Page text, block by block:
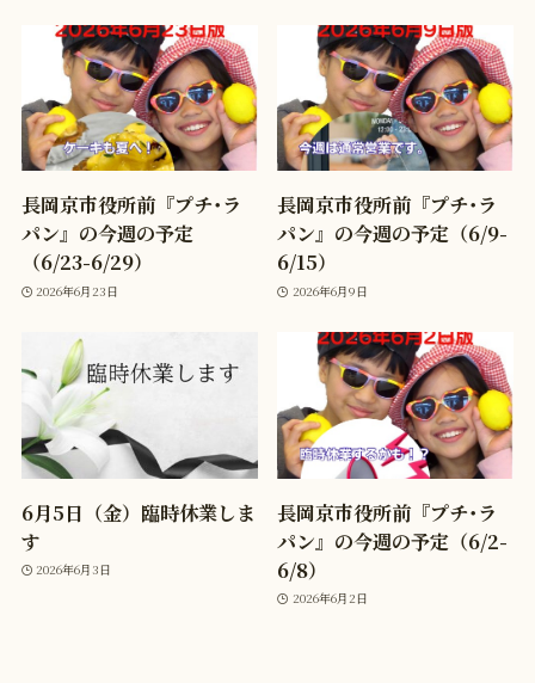
長岡京市役所前『プチ･ラ
パン』の今週の予定
（6/23-6/29）
2026年6月23日
長岡京市役所前『プチ･ラ
パン』の今週の予定（6/9-
6/15）
2026年6月9日
6月5日（金）臨時休業しま
す
2026年6月3日
長岡京市役所前『プチ･ラ
パン』の今週の予定（6/2-
6/8）
2026年6月2日